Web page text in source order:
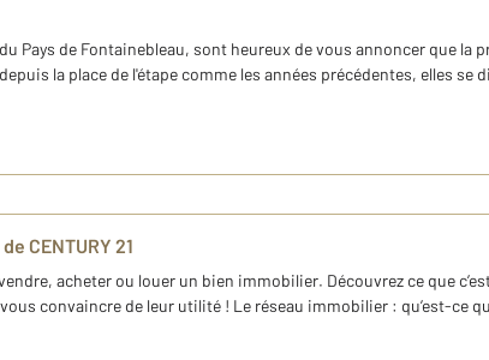
Pays de Fontainebleau, sont heureux de vous annoncer que la
la place de l'étape comme les années précédentes, elles se
CENTURY 21
acheter ou louer un bien immobilier. Découvrez ce que
convaincre de leur utilité ! Le réseau immobilier : qu’est-ce